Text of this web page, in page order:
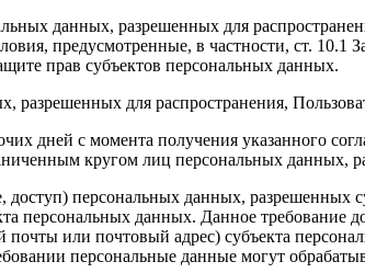
данных, разрешенных для
предусмотренные, в частности, ст. 10.1
прав субъектов персональных данных.
разрешенных для распространения,
дней с момента получения указанного
кругом лиц персональных данных,
доступ) персональных данных,
персональных данных. Данное
или почтовый адрес) субъекта
персональные данные могут